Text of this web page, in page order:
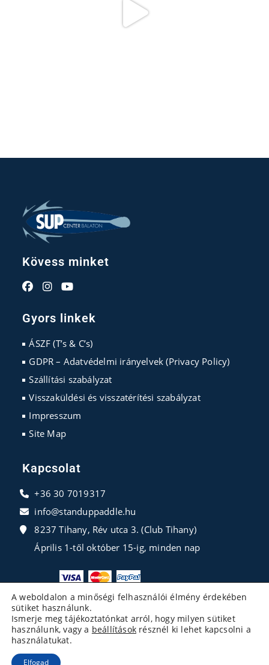
Kövess minket
in
a
new
tab
a
new
tab
in
a
new
tab
Gyors linkek
ÁSZF (T’s & C’s)
GDPR – Adatvédelmi irányelvek (Privacy Policy)
Szállítási szabályzat
Visszaküldési és visszatérítési szabályzat
Impresszum
Site Map
Kapcsolat
+36 30 7019317
info@standuppaddle.hu
8237 Tihany, Rév utca 3. (Club Tihany)
Április 1-től október 15-ig, minden nap
A weboldalon a minőségi felhasználói élmény érdekében
sütiket használunk.
Ismerje meg tájékoztatónkat arról, hogy milyen sütiket
használunk, vagy a beállítások résznél ki lehet kapcsolni a
használatukat.
Elfogad